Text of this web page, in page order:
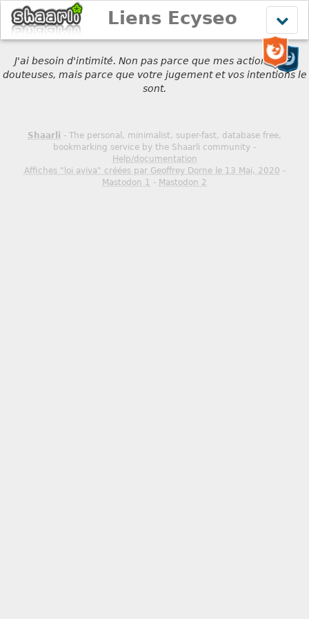
le
menu
Liens Ecyseo
J'ai besoin d'intimité. Non pas parce que mes actions sont
douteuses, mais parce que votre jugement et vos intentions le
sont.
Shaarli - The personal, minimalist, super-fast, database free,
bookmarking service by the Shaarli community -
Help/documentation
Affiches "loi aviva" créées par Geoffrey Dorne le 13 Mai, 2020 -
Mastodon 1 - Mastodon 2